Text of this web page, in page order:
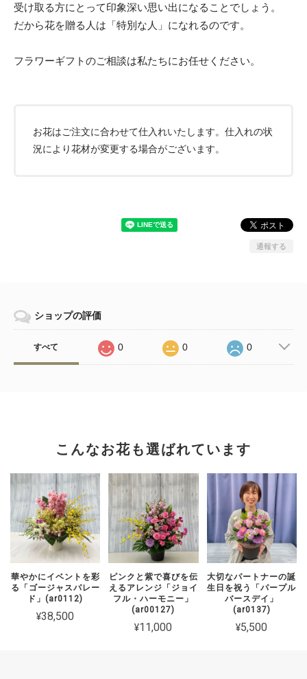
受け取る方にとって印象深い思い出になることでしょう。
だから花を贈る人は「特別な人」になれるのです。
フラワーギフトのご相談は私たちにお任せください。
お花はご注文に合わせて仕入れいたします。仕入れの状
況により花材が変更する場合がございます。
通報する
ショップの評価
すべて 0 0 0
こんなお花も選ばれています
華やかにイベントを彩
る「ゴージャスパレー
ド」(ar0112)
¥38,500
ピンクと紫で喜びを伝
えるアレンジ「ジョイ
フル・ハーモニー」
(ar00127)
¥11,000
大切なパートナーの誕
生日を祝う「パープル
バースデイ」
(ar0137)
¥5,500